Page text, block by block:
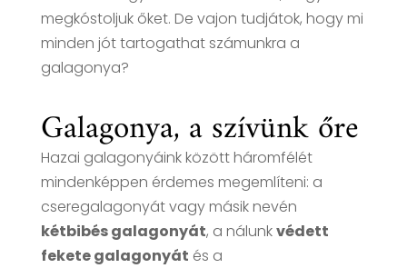
megkóstoljuk őket. De vajon tudjátok, hogy mi
minden jót tartogathat számunkra a
galagonya?
Galagonya, a szívünk őre
Hazai galagonyáink között háromfélét
mindenképpen érdemes megemlíteni: a
cseregalagonyát vagy másik nevén
kétbibés galagonyát, a nálunkvédett
fekete galagonyát és a